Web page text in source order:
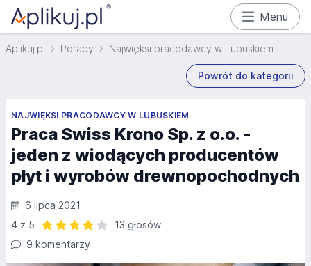
Menu
Aplikuj.pl Porady Najwięksi pracodawcy w Lubuskiem
Powrót do kategorii
NAJWIĘKSI PRACODAWCY W LUBUSKIEM
Praca Swiss Krono Sp. z o.o. -
jeden z wiodących producentów
płyt i wyrobów drewnopochodnych
6 lipca 2021
4 z 5
13 głosów
9 komentarzy